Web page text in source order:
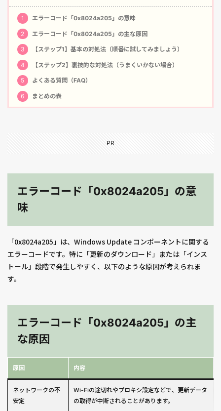
1 エラーコード「0x8024a205」の意味
2 エラーコード「0x8024a205」の主な原因
3 【ステップ1】基本の対処法（順番に試してみましょう）
4 【ステップ2】裏技的な対処法（うまくいかない場合）
5 よくある質問（FAQ）
6 まとめの表
PR
エラーコード「0x8024a205」の意
味
「0x8024a205」は、Windows Update コンポーネントに関する
エラーコードです。特に「更新のダウンロード」または「インス
トール」段階で発生しやすく、以下のような原因が考えられま
す。
エラーコード「0x8024a205」の主
な原因
原因 内容
ネットワークの不
安定
Wi-Fiの途切れやプロキシ設定などで、更新データ
の取得が中断されることがあります。